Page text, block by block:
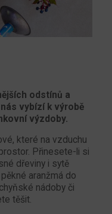
odstínů a
vybízí k výrobě
výzdoby.
které na vzduchu
Přinesete-li si
dřeviny i sytě
aranžmá do
nádoby či
těšit.